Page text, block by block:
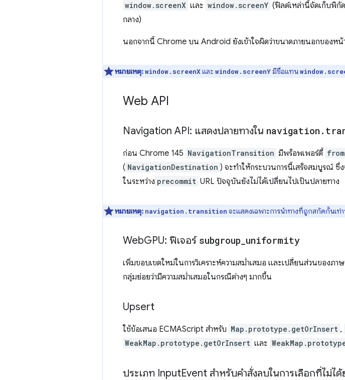
window.screenX และ window.screenY (ฟิลด์เหล่านี้จัดเก็บพิ
กลาง)
นอกจากนี้ Chrome บน Android ยังเข้าใจผิดว่าขนาดภายนอกของหน้า
หมายเหตุ:window.screenXและ window.screenYมีชื่อแทน
Web API
Navigation API: แสดงปลายทางใน navigation .
ก่อน Chrome 145 NavigationTransition มีพร็อพเพอร์ตี้ from
( NavigationDestination ) จะทำให้กระบวนการนี้เสร็จสมบูรณ์ ซึ่
ในระหว่าง precommit URL ปัจจุบันยังไม่ได้เปลี่ยนไปเป็นปลายทาง
หมายเหตุ: navigation.transition จะแสดงเฉพาะการนำทางที่ถูกสกัดกั้นเท่
WebGPU: ฟีเจอร์ subgroup uniformity
เพิ่มขอบเขตใหม่ในการวิเคราะห์ความสม่ำเสมอ และเปลี่ยนส่วนของ
กลุ่มย่อยว่ามีความสม่ำเสมอในกรณีต่างๆ มากขึ้น
Upsert
ใช้ข้อเสนอ ECMAScript สำหรับ Map.prototype.getOrInsert ,
WeakMap.prototype.getOrInsert และ
ประเภท InputEvent สำหรับคำสั่งลบในการเลือกที่ไม่ไ